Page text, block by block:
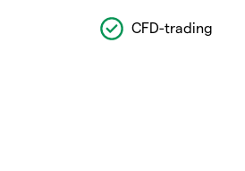
CFD-trading